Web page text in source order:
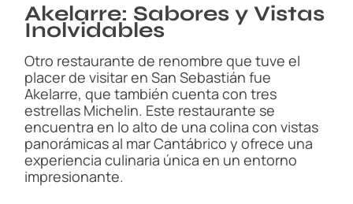
Akelarre: Sabores y Vistas
Inolvidables
Otro restaurante de renombre que tuve el
placer de visitar en San Sebastián fue
Akelarre, que también cuenta con tres
estrellas Michelin. Este restaurante se
encuentra en lo alto de una colina con vistas
panorámicas al mar Cantábrico y ofrece una
experiencia culinaria única en un entorno
impresionante.